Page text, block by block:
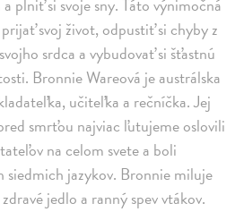
plniť si svoje sny. Táto výnimočná
svoj život, odpustiť si chyby z
srdca a vybudovať si šťastnú
Bronnie Wareová je austrálska
učiteľka a rečníčka. Jej
smrťou najviac ľutujeme oslovili
na celom svete a boli
siedmich jazykov. Bronnie miluje
jedlo a ranný spev vtákov.